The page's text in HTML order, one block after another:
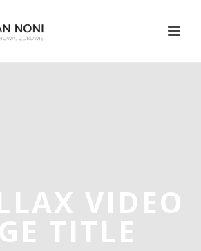
VIDEO
TITLE